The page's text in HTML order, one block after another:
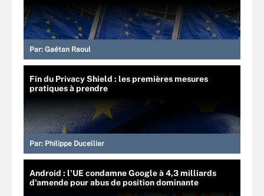
Par: Gaétan Raoul
Fin du Privacy Shield : les premières mesures
pratiques à prendre
Par: Philippe Ducellier
Android : l'UE condamne Google à 4,3 milliards
d'amende pour abus de position dominante